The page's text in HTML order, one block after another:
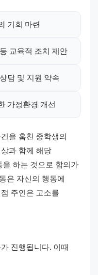
기회 마련
교육적 조치 제안
담 및 지원 약속
가정환경 개선
을 훔친 중학생의
과 함께 해당
하는 것으로 합의가
은 자신의 행동에
주인은 고소를
진행됩니다. 이때